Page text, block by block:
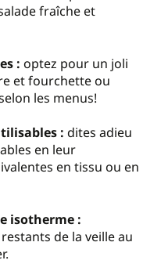
fraîche et
: optez pour un joli
et fourchette ou
les menus!
: dites adieu
en leur
en tissu ou en
isotherme :
de la veille au